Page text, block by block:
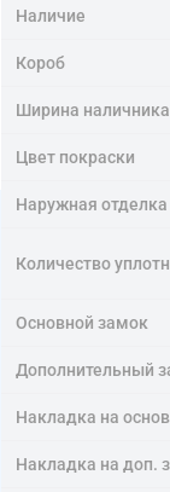
Наличие
Короб
Ширина наличника
Цвет покраски
Наружная отделка
Количество
Основной замок
Дополнительный
Накладка на
Накладка на доп.